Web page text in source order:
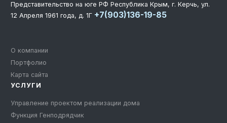
О компании
Портфолио
Карта сайта
УСЛУГИ
Управление проектом реализации дома
Функция Генподрядчик
Представительство на юге РФ Республика Крым, г. Керчь, ул.
12 Апреля 1961 года, д. 1Г +7(903)136-19-85